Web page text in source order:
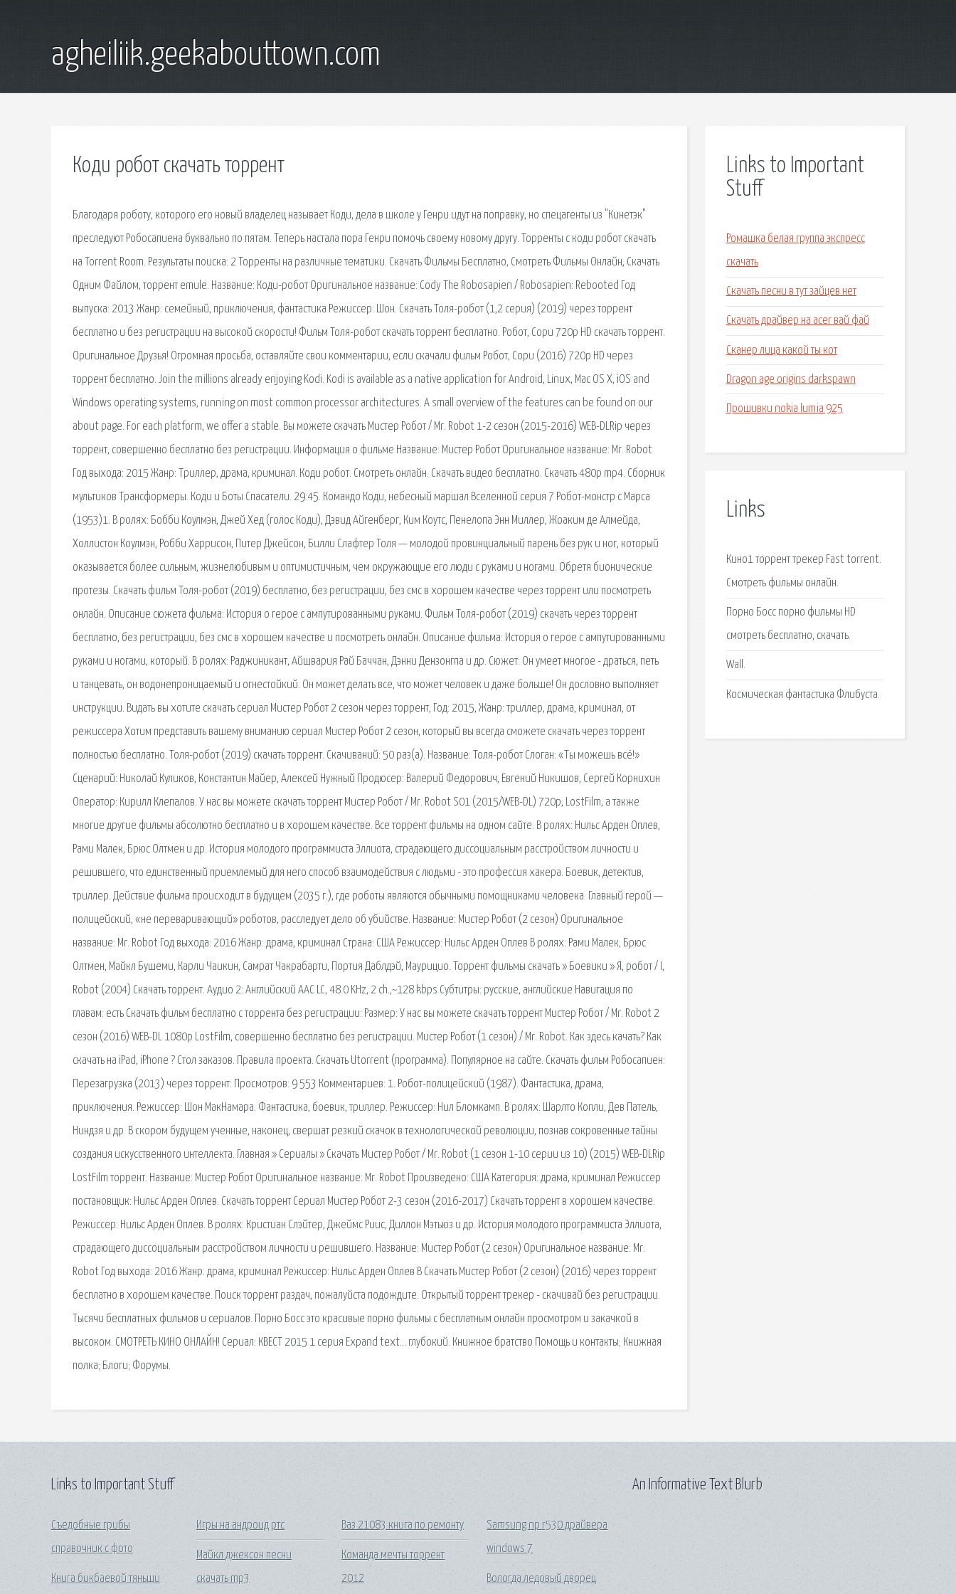
agheiliik.geekabouttown.com
Коди робот скачать торрент
Благодаря роботу, которого его новый владелец называет Коди, дела в школе у Генри идут на поправку, но спецагенты из "Кинетэк"
преследуют Робосапиена буквально по пятам. Теперь настала пора Генри помочь своему новому другу. Торренты с коди робот скачать
на Torrent Room. Результаты поиска: 2 Торренты на различные тематики. Скачать Фильмы Бесплатно, Смотреть Фильмы Онлайн, Скачать
Одним Файлом, торрент emule. Название: Коди-робот Оригинальное название: Cody The Robosapien / Robosapien: Rebooted Год
выпуска: 2013 Жанр: семейный, приключения, фантастика Режиссер: Шон. Скачать Толя-робот (1,2 серия) (2019) через торрент
бесплатно и без регистрации на высокой скорости! Фильм Толя-робот скачать торрент бесплатно. Робот, Сори 720p HD скачать торрент.
Оригинальное Друзья! Огромная просьба, оставляйте свои комментарии, если скачали фильм Робот, Сори (2016) 720p HD через
торрент бесплатно. Join the millions already enjoying Kodi. Kodi is available as a native application for Android, Linux, Mac OS X, iOS and
Windows operating systems, running on most common processor architectures. A small overview of the features can be found on our
about page. For each platform, we offer a stable. Вы можете скачать Мистер Робот / Mr. Robot 1-2 сезон (2015-2016) WEB-DLRip через
торрент, совершенно бесплатно без регистрации. Информация о фильме Название: Мистер Робот Оригинальное название: Mr. Robot
Год выхода: 2015 Жанр: Триллер, драма, криминал. Коди робот. Смотреть онлайн. Скачать видео бесплатно. Скачать 480p mp4. Сборник
мультиков Трансформеры. Коди и Боты Спасатели. 29:45. Командо Коди, небесный маршал Вселенной серия 7 Робот-монстр с Марса
(1953)1. В ролях: Бобби Коулмэн, Джей Хед (голос Коди), Дэвид Айгенберг, Ким Коутс, Пенелопа Энн Миллер, Жоаким де Алмейда,
Холлистон Коулмэн, Робби Харрисон, Питер Джейсон, Билли Слафтер Толя — молодой провинциальный парень без рук и ног, который
оказывается более сильным, жизнелюбивым и оптимистичным, чем окружающие его люди с руками и ногами. Обретя бионические
протезы. Скачать фильм Толя-робот (2019) бесплатно, без регистрации, без смс в хорошем качестве через торрент или посмотреть
онлайн. Описание сюжета фильма: История о герое с ампутированными руками. Фильм Толя-робот (2019) скачать через торрент
бесплатно, без регистрации, без смс в хорошем качестве и посмотреть онлайн. Описание фильма: История о герое с ампутированными
руками и ногами, который. В ролях: Раджиникант, Айшвария Рай Баччан, Дэнни Дензонгпа и др. Сюжет: Он умеет многое - драться, петь
и танцевать, он водонепроницаемый и огнестойкий. Он может делать все, что может человек и даже больше! Он дословно выполняет
инструкции. Видать вы хотите скачать сериал Мистер Робот 2 сезон через торрент, Год: 2015, Жанр: триллер, драма, криминал, от
режиссера Хотим представить вашему вниманию сериал Мистер Робот 2 сезон, который вы всегда сможете скачать через торрент
полностью бесплатно. Толя-робот (2019) скачать торрент. Скачиваний: 50 раз(а). Название: Толя-робот Слоган: «Ты можешь всё!»
Сценарий: Николай Куликов, Константин Майер, Алексей Нужный Продюсер: Валерий Федорович, Евгений Никишов, Сергей Корнихин
Оператор: Кирилл Клепалов. У нас вы можете скачать торрент Мистер Робот / Mr. Robot S01 (2015/WEB-DL) 720p, LostFilm, а также
многие другие фильмы абсолютно бесплатно и в хорошем качестве. Все торрент фильмы на одном сайте. В ролях: Нильс Арден Оплев,
Рами Малек, Брюс Олтмен и др. История молодого программиста Эллиота, страдающего диссоциальным расстройством личности и
решившего, что единственный приемлемый для него способ взаимодействия с людьми - это профессия хакера. Боевик, детектив,
триллер. Действие фильма происходит в будущем (2035 г.), где роботы являются обычными помощниками человека. Главный герой —
полицейский, «не переваривающий» роботов, расследует дело об убийстве. Название: Мистер Робот (2 сезон) Оригинальное
название: Mr. Robot Год выхода: 2016 Жанр: драма, криминал Страна: США Режиссер: Нильс Арден Оплев В ролях: Рами Малек, Брюс
Олтмен, Майкл Бушеми, Карли Чаикин, Самрат Чакрабарти, Портия Даблдэй, Маурицио. Торрент фильмы скачать » Боевики » Я, робот / I,
Robot (2004) Скачать торрент. Аудио 2: Английский AAC LC, 48.0 KHz, 2 ch.,~128 kbps Субтитры: русские, английские Навигация по
главам: есть Скачать фильм бесплатно с торрента без регистрации: Размер: У нас вы можете скачать торрент Мистер Робот / Mr. Robot 2
сезон (2016) WEB-DL 1080p LostFilm, совершенно бесплатно без регистрации. Мистер Робот (1 сезон) / Mr. Robot. Как здесь качать? Как
скачать на iPad, iPhone ? Стол заказов. Правила проекта. Скачать Utorrent (программа). Популярное на сайте. Скачать фильм Робосапиен:
Перезагрузка (2013) через торрент: Просмотров: 9 553 Комментариев: 1. Робот-полицейский (1987). Фантастика, драма,
приключения. Режиссер: Шон МакНамара. Фантастика, боевик, триллер. Режиссер: Нил Бломкамп. В ролях: Шарлто Копли, Дев Патель,
Ниндзя и др. В скором будущем ученные, наконец, свершат резкий скачок в технологической революции, познав сокровенные тайны
создания искусственного интеллекта. Главная » Сериалы » Скачать Мистер Робот / Mr. Robot (1 сезон 1-10 серии из 10) (2015) WEB-DLRip
LostFilm торрент. Название: Мистер Робот Оригинальное название: Mr. Robot Произведено: США Категория: драма, криминал Режиссер
постановщик: Нильс Арден Оплев. Скачать торрент Сериал Мистер Робот 2-3 сезон (2016-2017) Скачать торрент в хорошем качестве.
Режиссер: Нильс Арден Оплев. В ролях: Кристиан Слэйтер, Джеймс Риис, Диллон Мэтьюз и др. История молодого программиста Эллиота,
страдающего диссоциальным расстройством личности и решившего. Название: Мистер Робот (2 сезон) Оригинальное название: Mr.
Robot Год выхода: 2016 Жанр: драма, криминал Режиссер: Нильс Арден Оплев В Скачать Мистер Робот (2 сезон) (2016) через торрент
бесплатно в хорошем качестве. Поиск торрент раздач, пожалуйста подождите. Открытый торрент трекер - скачивай без регистрации.
Тысячи бесплатных фильмов и сериалов. Порно Босс это красивые порно фильмы с бесплатным онлайн просмотром и закачкой в
высоком. СМОТРЕТЬ КИНО ОНЛАЙН! Сериал: КВЕСТ 2015 1 серия Expand text… глубокий. Книжное братство Помощь и контакты; Книжная
полка; Блоги; Форумы.
Links to Important
Stuff
Ромашка белая группа экспресс
скачать
Скачать песни в тут зайцев нет
Скачать драйвер на acer вай фай
Сканер лица какой ты кот
Dragon age origins darkspawn
Прошивки nokia lumia 925
Links
Кино1 торрент трекер Fast torrent.
Смотреть фильмы онлайн.
Порно Босс порно фильмы HD
смотреть бесплатно, скачать.
Wall.
Космическая фантастика Флибуста.
Links to Important Stuff
Съедобные грибы
справочник с фото
Книга бикбаевой тяньши
Игры на андроид ртс
Майкл джексон песни
скачать mp3
Ваз 21083 книга по ремонту
Команда мечты торрент
2012
Samsung np r530 драйвера
windows 7
Вологда ледовый дворец
An Informative Text Blurb